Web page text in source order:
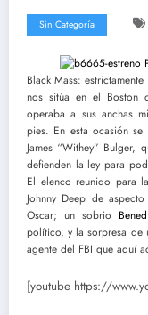
Sin Categoría
Black Mass:
nos sitúa en el Boston
operaba a sus anchas
pies. En esta ocasión
James “Withey” Bulger,
defienden la ley para
El elenco reunido para
Johnny Deep de
Oscar; un sobrio
político, y la sorpresa de
agente del FBI que aquí
[youtube https://